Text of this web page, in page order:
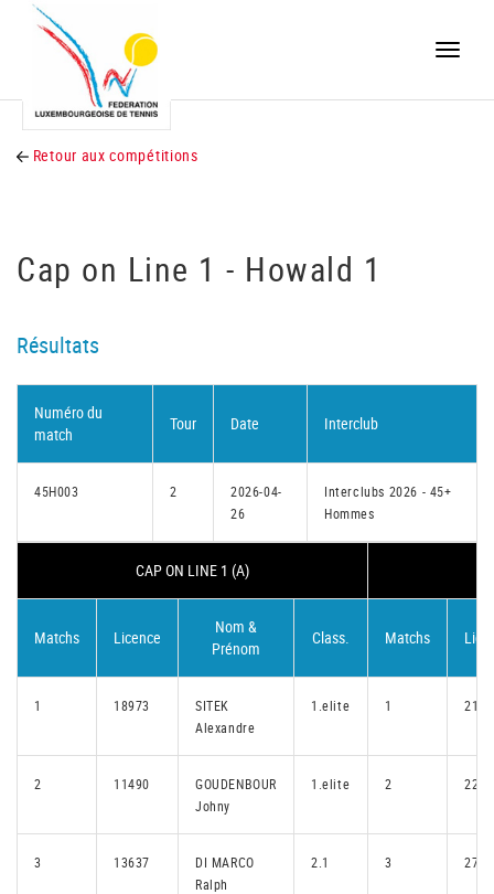
Toggle
Retour aux compétitions
Cap on Line 1 - Howald 1
Résultats
Numéro du
match
Tour Date Interclub
45H003 2
2026-04-
26
Interclubs 2026 - 45+
Hommes
CAP ON LINE 1 (A)
Matchs Licence
Nom &
Prénom
Class. Matchs
1 18973
SITEK
Alexandre
1.elite 1
2 11490
GOUDENBOUR
Johny
1.elite 2
3 13637
DI MARCO
Ralph
2.1 3